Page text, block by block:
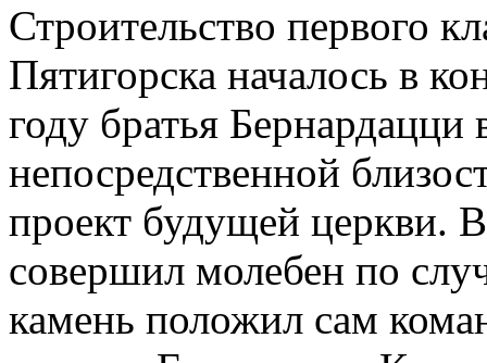
Строительство первого
Пятигорска началось в
году братья
непосредственной
проект будущей церкви.
совершил молебен по
камень положил сам